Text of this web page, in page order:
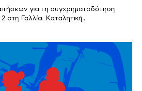
για τη συγχρηματοδότηση
στη Γαλλία. Καταλητική..